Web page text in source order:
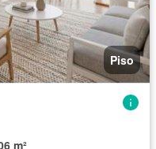
Piso
m²